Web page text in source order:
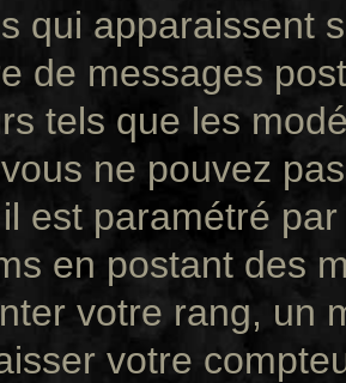
qui apparaissent
de messages
tels que les
ne pouvez
est paramétré
en postant des
votre rang, un
votre